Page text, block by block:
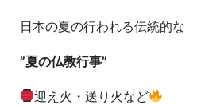
日本の夏の行われる伝統的な
”夏の仏教行事”
迎え火・送り火など